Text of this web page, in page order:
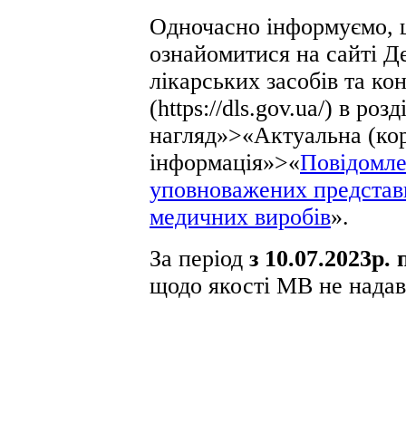
Одночасно
ознайомитися на сайті
лікарських засобів та
(https://dls.gov.ua/) в
нагляд»>«Актуальна
інформація»>«
уповноважених
медичних виробів».
За період з 10.07.2023р.
щодо якості МВ не